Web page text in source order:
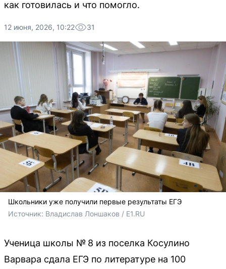
как готовилась и что помогло.
12 июня, 2026, 10:22 31
Школьники уже получили первые результаты ЕГЭ
Источник: Владислав Лоншаков / E1.RU
Ученица школы № 8 из поселка Косулино
Варвара сдала ЕГЭ по литературе на 100